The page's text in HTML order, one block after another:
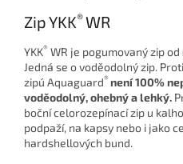
Zip YKK®WR
YKK® WR je pogumovaný zip od
Jedná se o voděodolný zip.
zipú Aquaguard®není 100%
voděodolný, ohebný a lehký.
boční celorozepínací zip u
podpaží, na kapsy nebo i jako
hardshellových bund.